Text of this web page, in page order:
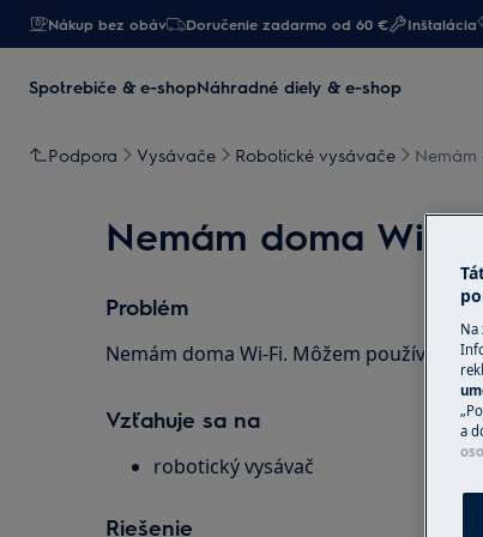
Nákup bez obáv Doručenie zadarmo od 60 € Inštalácia
Spotrebiče & e-shopNáhradné diely & e-shop
Podpora Vysávače Robotické vysávače
Nemám doma Wi-
Problém
Nemám doma Wi-Fi. Môžem používať
Vzťahuje sa na
robotický vysávač
Riešenie
Na
a